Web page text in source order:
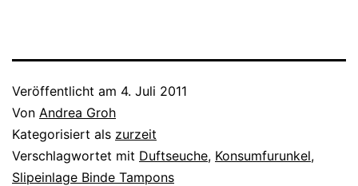
Veröffentlicht am 4. Juli 2011
Von Andrea Groh
Kategorisiert als zurzeit
Verschlagwortet mit Duftseuche, Konsumfurunkel,
Slipeinlage Binde Tampons